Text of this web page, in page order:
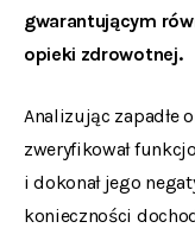
gwarantującym
opieki zdrowotnej.
Analizując zapadłe
zweryfikował
i dokonał jego
konieczności